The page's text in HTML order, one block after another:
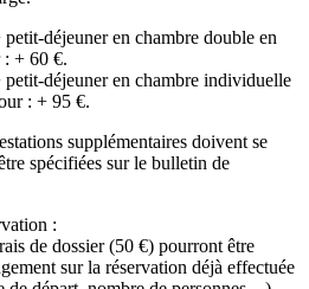
déjeuner en chambre double en
+ 60 €.
déjeuner en chambre individuelle
: + 95 €.
supplémentaires doivent se
spécifiées sur le bulletin de
:
de dossier (50 €) pourront être
sur la réservation déjà effectuée